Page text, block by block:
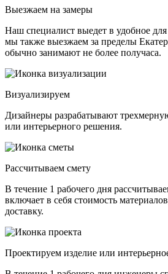
Выезжаем на замеры
Наш специалист выедет в удобное для
мы также выезжаем за пределы
обычно занимают не более получаса.
Визуализируем
Дизайнеры разрабатывают
или интерьерного решения.
Рассчитываем смету
В течение 1 рабочего дня
включает в себя стоимость
доставку.
Проектируем изделие или